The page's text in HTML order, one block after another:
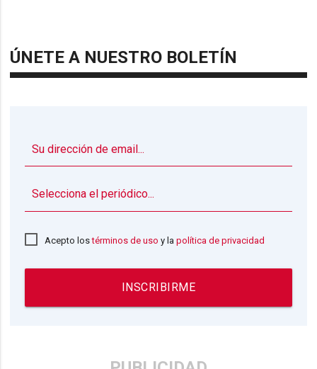
ÚNETE A NUESTRO BOLETÍN
Acepto lostérminos de uso y lapolítica de privacidad
INSCRIBIRME